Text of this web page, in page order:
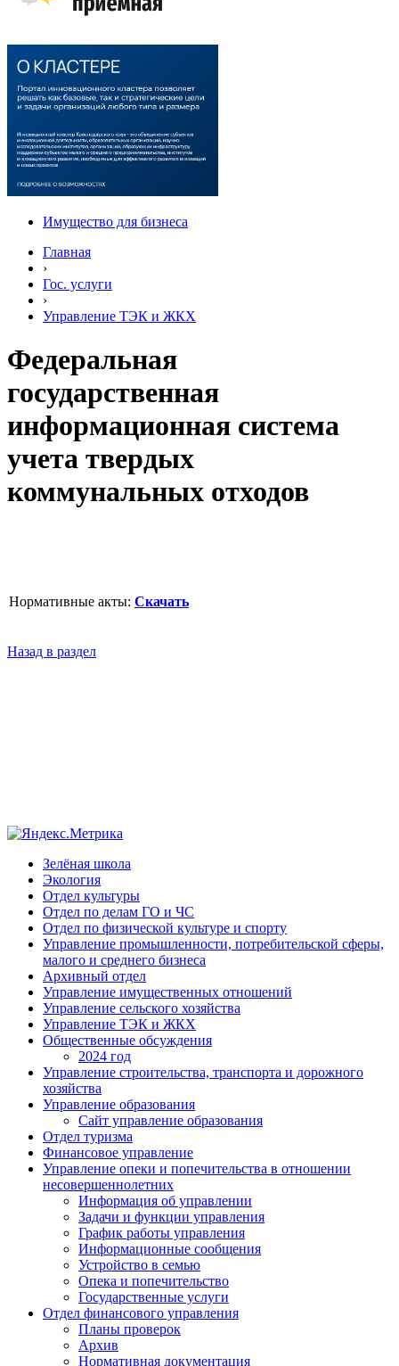
Имущество для бизнеса
Главная
›
Гос. услуги
›
Управление ТЭК и ЖКХ
Федеральная
государственная
информационная система
учета твердых
коммунальных отходов
Нормативные акты: Скачать
Назад в раздел
Зелёная школа
Экология
Отдел культуры
Отдел по делам ГО и ЧС
Отдел по физической культуре и спорту
Управление промышленности, потребительской сферы,
малого и среднего бизнеса
Архивный отдел
Управление имущественных отношений
Управление сельского хозяйства
Управление ТЭК и ЖКХ
Общественные обсуждения
2024 год
Управление строительства, транспорта и дорожного
хозяйства
Управление образования
Сайт управление образования
Отдел туризма
Финансовое управление
Управление опеки и попечительства в отношении
несовершеннолетних
Информация об управлении
Задачи и функции управления
График работы управления
Информационные сообщения
Устройство в семью
Опека и попечительство
Государственные услуги
Отдел финансового управления
Планы проверок
Архив
Нормативная документация